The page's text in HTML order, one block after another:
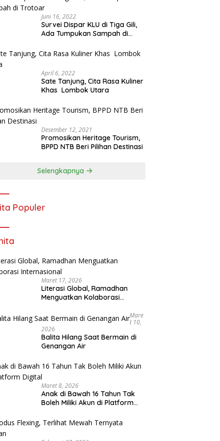
Juni 16, 2022
Survei Dispar KLU di Tiga Gili,
Ada Tumpukan Sampah di
April 6, 2022
Sate Tanjung, Cita Rasa Kuliner
Khas Lombok Utara
Desember 12, 2021
Promosikan Heritage Tourism,
BPPD NTB Beri Pilihan Destinasi
Selengkapnya
Populer
Maret 17, 2026
Literasi Global, Ramadhan
Menguatkan Kolaborasi
Mare
T 10,
2026
Balita Hilang Saat Bermain di
Genangan Air
Maret 8, 2026
Anak di Bawah 16 Tahun Tak
Boleh Miliki Akun di Platform